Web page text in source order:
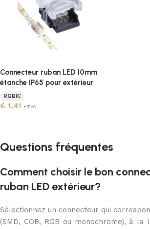
Connecteur ruban LED 10mm
étanche IP65 pour extérieur
RGBIC
€ 1,41 HTVA
Questions fréquentes
Comment choisir le bon
ruban LED extérieur?
Sélectionnez un connecteur qui
(SMD, COB, RGB ou monochrome), à